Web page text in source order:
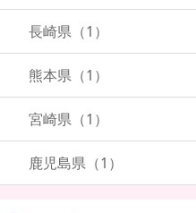
長崎県 （1）
熊本県 （1）
宮崎県 （1）
鹿児島県 （1）